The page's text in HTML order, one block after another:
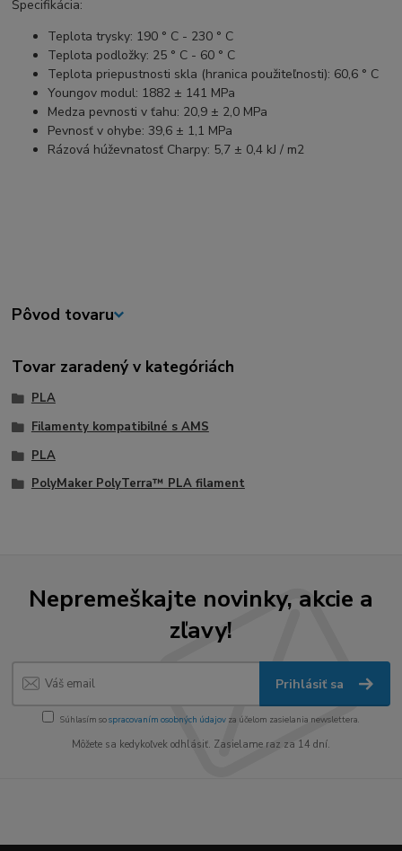
Špecifikácia:
Teplota trysky: 190 ° C - 230 ° C
Teplota podložky: 25 ° C - 60 ° C
Teplota priepustnosti skla (hranica použiteľnosti): 60,6 ° C
Youngov modul: 1882 ± 141 MPa
Medza pevnosti v ťahu: 20,9 ± 2,0 MPa
Pevnosť v ohybe: 39,6 ± 1,1 MPa
Rázová húževnatosť Charpy: 5,7 ± 0,4 kJ / m2
Pôvod tovaru
Tovar zaradený v kategóriách
PLA
Filamenty kompatibilné s AMS
PLA
PolyMaker PolyTerra™ PLA filament
Nepremeškajte novinky, akcie a
zľavy!
Prihlásiť sa
Súhlasím sospracovaním osobných údajov za účelom zasielania newslettera.
Môžete sa kedykoľvek odhlásiť. Zasielame raz za 14 dní.